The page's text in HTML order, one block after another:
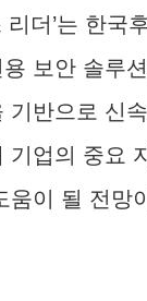
리더’는 한국
보안 솔루
기반으로 신
기업의 중요
움이 될 전망